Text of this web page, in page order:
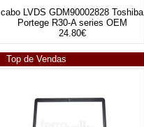
cabo LVDS GDM90002828 Toshiba
Portege R30-A series OEM
24.80€
Top de Vendas